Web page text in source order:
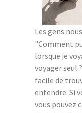
Les gens
"Comment
lorsque je
voyager seul
facile de
entendre. Si
vous pouvez